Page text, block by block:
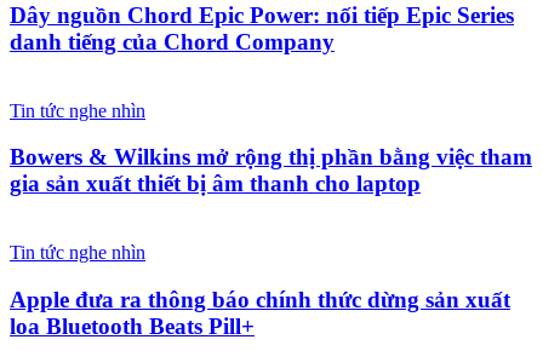
Dây nguồn Chord Epic Power: nối tiếp Epic Series
danh tiếng của Chord Company
Tin tức nghe nhìn
Bowers & Wilkins mở rộng thị phần bằng việc tham
gia sản xuất thiết bị âm thanh cho laptop
Tin tức nghe nhìn
Apple đưa ra thông báo chính thức dừng sản xuất
loa Bluetooth Beats Pill+